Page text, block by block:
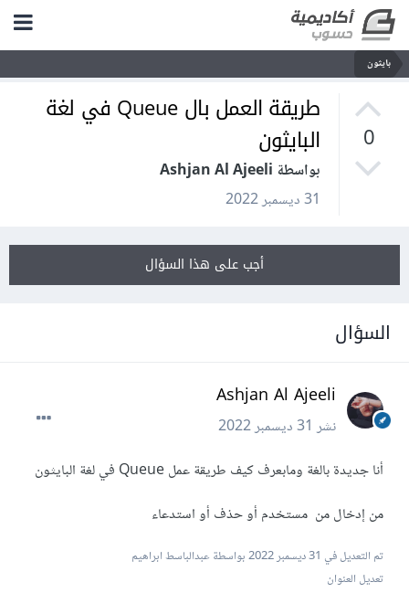
بايثون
0
طريقة العمل بال Queue في لغة
البايثون
بواسطة Ashjan Al Ajeeli
31 ديسمبر 2022
أجب على هذا السؤال
السؤال
Ashjan Al Ajeeli
نشر31 ديسمبر 2022
أنا جديدة بالغة ومابعرف كيف طريقة عمل Queue في لغة البايثون
من إدخال من مستخدم أو حذف أو استدعاء
تم التعديل في 31 ديسمبر 2022
بواسطة عبدالباسط ابراهيم
تعديل العنوان